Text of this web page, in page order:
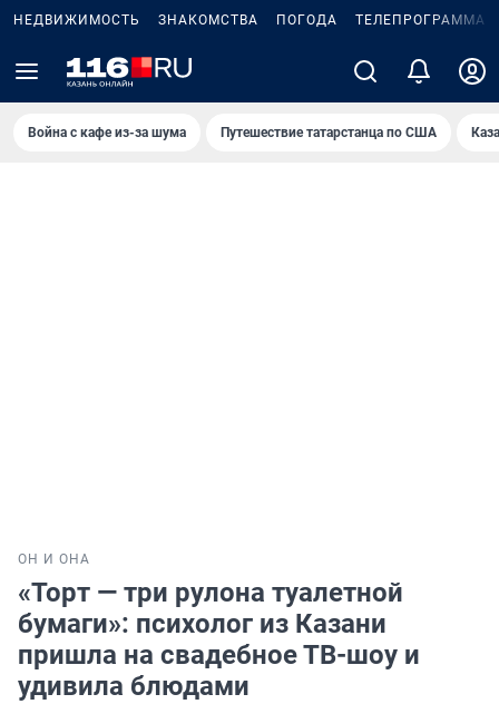
НЕДВИЖИМОСТЬ ЗНАКОМСТВА ПОГОДА ТЕЛЕПРОГРАММА
Война с кафе из-за шума Путешествие татарстанца по США
ОН И ОНА
«Торт — три рулона туалетной
бумаги»: психолог из Казани
пришла на свадебное ТВ-шоу и
удивила блюдами